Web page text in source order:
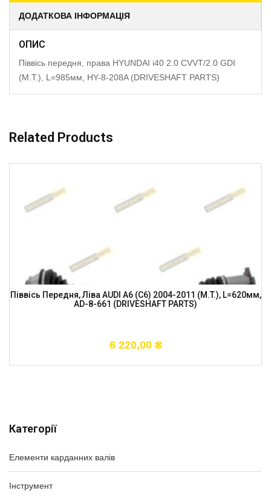
Категорії
Елементи карданних валів
Інструмент
ДОДАТКОВА ІНФОРМАЦІЯ
ОПИС
Піввісь передня, права HYUNDAI i40 2.0 CVVT/2.0 GDI
(M.T.), L=985мм, HY-8-208A (DRIVESHAFT PARTS)
Related Products
Піввісь Передня, Ліва AUDI A6 (C6) 2004-2011 (M.T.), L=620мм,
AD-8-661 (DRIVESHAFT PARTS)
6 220,00 ₴